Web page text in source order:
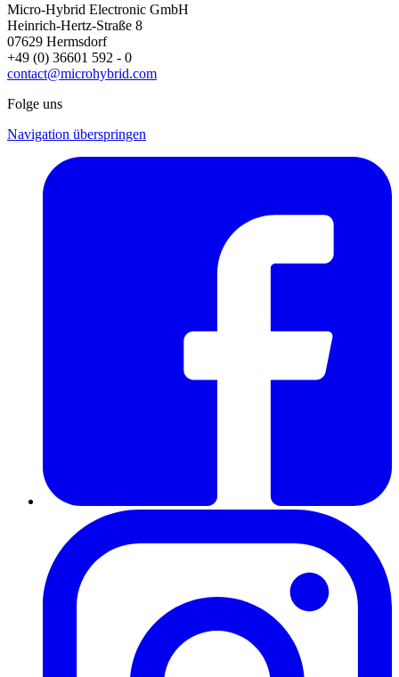
Micro-Hybrid Electronic GmbH
Heinrich-Hertz-Straße 8
07629 Hermsdorf
+49 (0) 36601 592 - 0
contact@microhybrid.com
Folge uns
Navigation überspringen